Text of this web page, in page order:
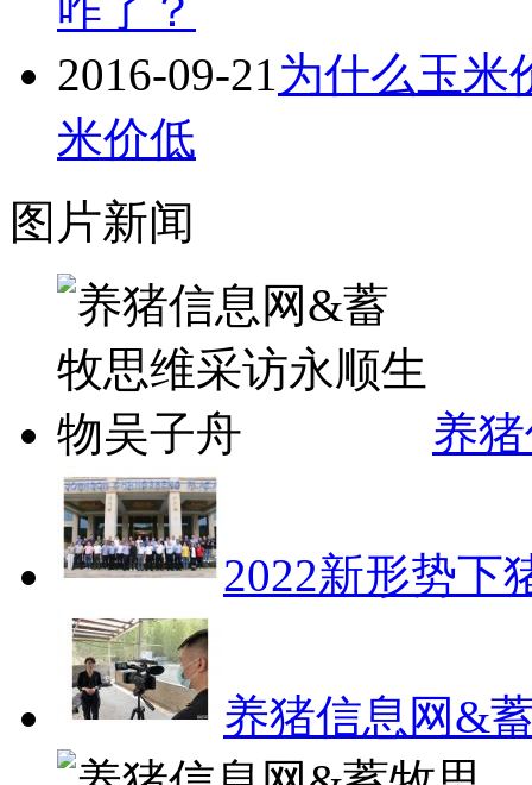
2016-09-21为什么玉米
米价低
图片新闻
养
2022新形势下
养猪信息网&